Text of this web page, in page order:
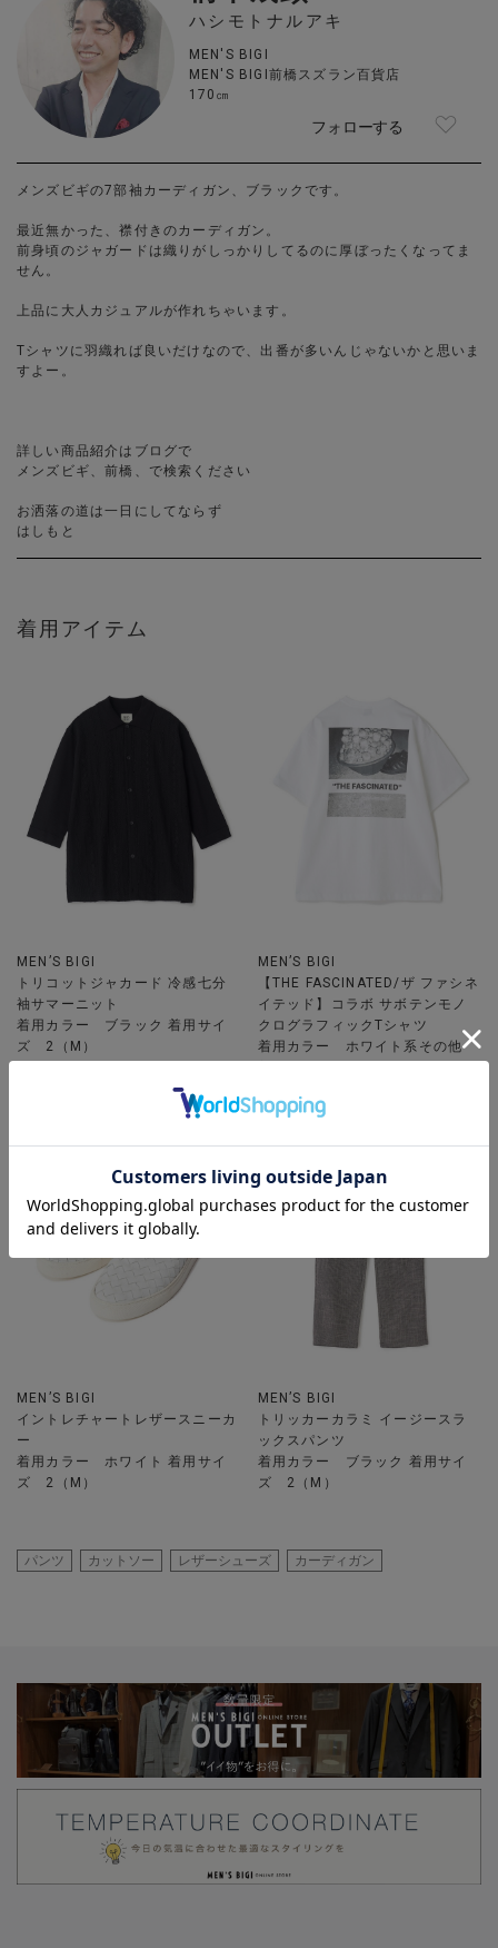
ハシモトナルアキ
MEN'S BIGI
MEN'S BIGI前橋スズラン百貨店
170㎝
フォローする
メンズビギの7部袖カーディガン、ブラックです。
最近無かった、襟付きのカーディガン。
前身頃のジャガードは織りがしっかりしてるのに厚ぼったくなってま
せん。
上品に大人カジュアルが作れちゃいます。
Tシャツに羽織れば良いだけなので、出番が多いんじゃないかと思いま
すよー。
詳しい商品紹介はブログで
メンズビギ、前橋、で検索ください
お洒落の道は一日にしてならず
はしもと
着用アイテム
MEN’S BIGI
トリコットジャカード 冷感七分
袖サマーニット
着用カラー ブラック 着用サイ
ズ 2（M）
MEN’S BIGI
【THE FASCINATED/ザ ファシネ
イテッド】コラボ サボテンモノ
クログラフィックTシャツ
着用カラー ホワイト系その他
MEN’S BIGI
イントレチャートレザースニーカ
ー
着用カラー ホワイト 着用サイ
ズ 2（M）
MEN’S BIGI
トリッカーカラミ イージースラ
ックスパンツ
着用カラー ブラック 着用サイ
ズ 2（M）
パンツ カットソー レザーシューズ カーディガン